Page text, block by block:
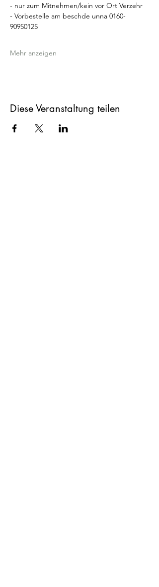
- nur zum Mitnehmen/kein vor Ort Verzehr
- Vorbestelle am beschde unna 0160-
90950125
Mehr anzeigen
Diese Veranstaltung teilen